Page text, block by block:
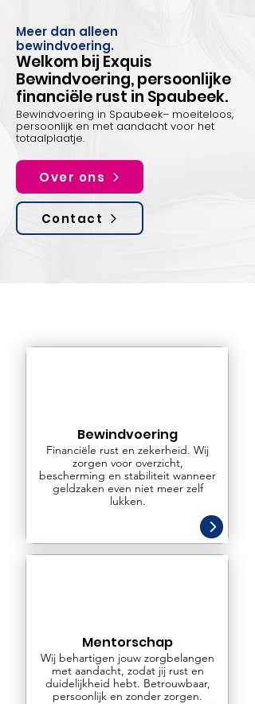
Meer dan alleen
bewindvoering.
Welkom bij Exquis
Bewindvoering, persoonlijke
financiële rust in Spaubeek.
Bewindvoering in Spaubeek– moeiteloos,
persoonlijk en met aandacht voor het
totaalplaatje.
Over ons
Contact
Bewindvoering
Financiële rust en zekerheid. Wij
zorgen voor overzicht,
bescherming en stabiliteit wanneer
geldzaken even niet meer zelf
lukken.
Mentorschap
Wij behartigen jouw zorgbelangen
met aandacht, zodat jij rust en
duidelijkheid hebt. Betrouwbaar,
persoonlijk en zonder zorgen.